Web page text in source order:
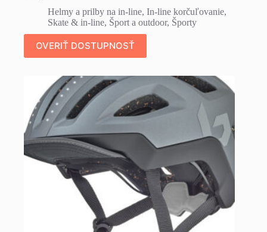
Helmy a prilby na in-line, In-line korčuľovanie,
Skate & in-line, Šport a outdoor, Športy
OVERIŤ DOSTUPNOSŤ